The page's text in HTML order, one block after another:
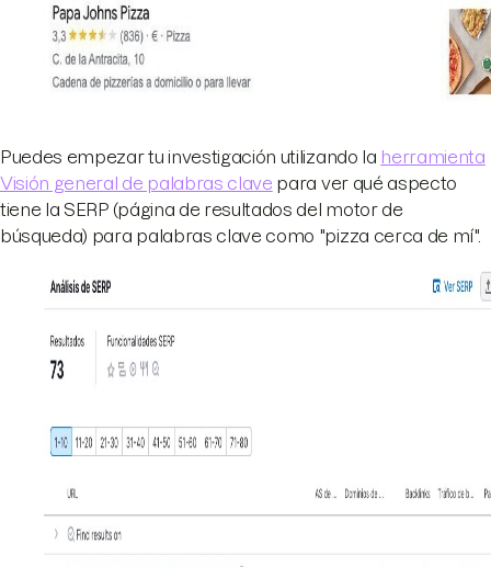
Puedes empezar tu investigación utilizando la herramienta
Visión general de palabras clave para ver qué aspecto
tiene la SERP (página de resultados del motor de
búsqueda) para palabras clave como "pizza cerca de mí".